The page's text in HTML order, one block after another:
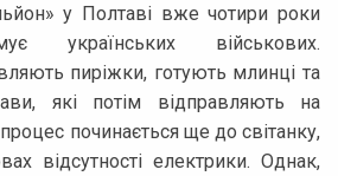
у Полтаві вже чотири роки
українських військових.
пиріжки, готують млинці та
які потім відправляють на
починається ще до світанку,
відсутності електрики. Однак,